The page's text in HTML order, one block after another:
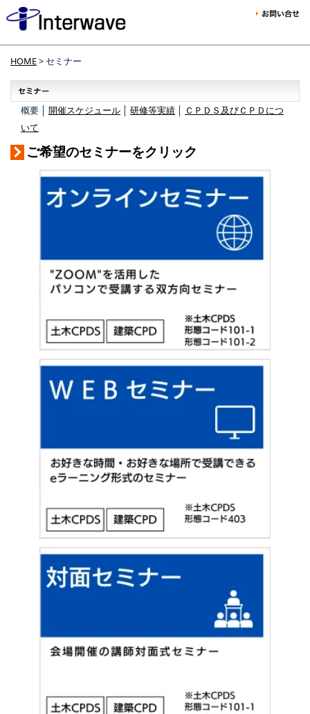
HOME> セミナー
概要 │ 開催スケジュール 研修等実績
ＣＰＤＳ及びＣＰＤにつ
いて
ご希望のセミナーをクリック